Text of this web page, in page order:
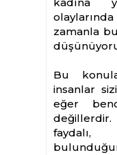
zamanla
Bu
insanlar
eğer
faydalı,